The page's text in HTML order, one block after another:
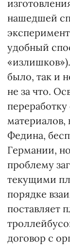
нашедшей
удобный
было, так и
не за что.
материалов,
Федина,
Германии,
проблему
текущими
порядке
поставляет
договор с